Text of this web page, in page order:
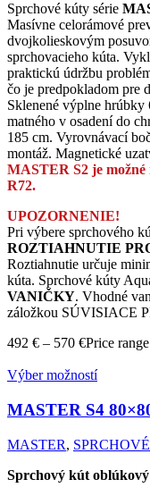
Sprchové kúty série
Masívne celorámové
dvojkolieskovým
sprchovacieho kúta.
praktickú údržbu
čo je predpokladom pre
Sklenené výplne hrúbky
matného v osadení do
185 cm. Vyrovnávací
montáž. Magnetické
MASTER S2 je
R72.
UPOZORNENIE!
Pri výbere sprchového
ROZTIAHNUTIE
Roztiahnutie určuje
kúta. Sprchové kúty
VANIČKY. Vhodné
záložkou SÚVISIACE
492 € – 570 €Price
Výber možností
MASTER S4
MASTER,
Sprchový kút